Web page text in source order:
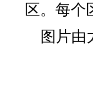
区。每个
图片由